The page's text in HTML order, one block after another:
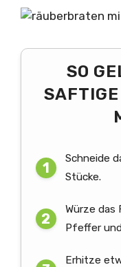
SO
Schneide
Stücke.
Würze das
Pfeffer
Erhitze